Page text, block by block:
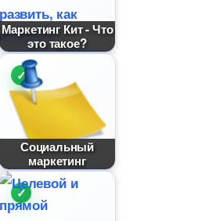
Маркетинг Кит - Что
это такое?
Социальный
маркетин